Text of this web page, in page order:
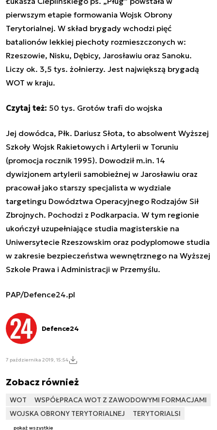
pierwszym etapie formowania Wojsk Obrony
Terytorialnej. W skład brygady wchodzi pięć
batalionów lekkiej piechoty rozmieszczonych w:
Rzeszowie, Nisku, Dębicy, Jarosławiu oraz Sanoku.
Liczy ok. 3,5 tys. żołnierzy. Jest największą brygadą
WOT w kraju.
Czytaj też: 50 tys. Grotów trafi do wojska
Jej dowódca, Płk. Dariusz Słota, to absolwent Wyższej
Szkoły Wojsk Rakietowych i Artylerii w Toruniu
(promocja rocznik 1995). Dowodził m.in. 14
dywizjonem artylerii samobieżnej w Jarosławiu oraz
pracował jako starszy specjalista w wydziale
targetingu Dowództwa Operacyjnego Rodzajów Sił
Zbrojnych. Pochodzi z Podkarpacia. W tym regionie
ukończył uzupełniające studia magisterskie na
Uniwersytecie Rzeszowskim oraz podyplomowe studia
w zakresie bezpieczeństwa wewnętrznego na Wyższej
Szkole Prawa i Administracji w Przemyślu.
PAP/Defence24.pl
Defence24
7 października 2019, 15:54
Zobacz również
WOT
WSPÓŁPRACA WOT Z ZAWODOWYMI FORMACJAMI
WOJSKA OBRONY TERYTORIALNEJ
TERYTORIALSI
pokaż wszystkie